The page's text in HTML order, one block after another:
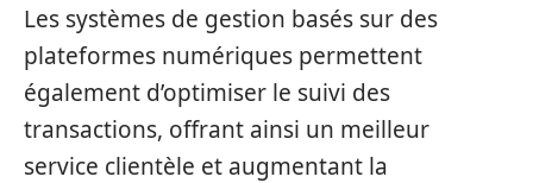
Les systèmes de gestion basés sur des
plateformes numériques permettent
également d’optimiser le suivi des
transactions, offrant ainsi un meilleur
service clientèle et augmentant la